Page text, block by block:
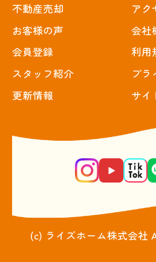
不動産売却
お客様の声
会員登録
スタッフ紹介
更新情報
アク
会社
利用
プラ
サイ
(c) ライズホーム株式会社